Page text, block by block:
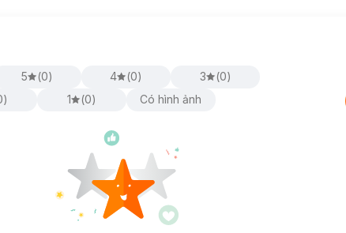
Hasaki.
5 (0) 4 (0) 3 (0)
) 1 (0) Có hình ảnh